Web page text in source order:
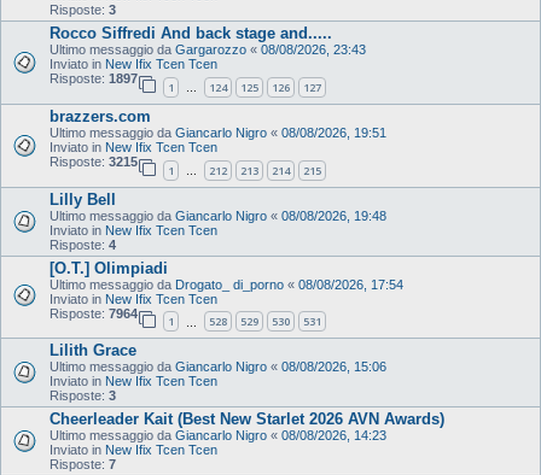
Risposte: 3
Rocco Siffredi And back stage and.....
Ultimo messaggio da Gargarozzo « 08/08/2026, 23:43
Inviato in New Ifix Tcen Tcen
Risposte: 1897
1 … 124 125 126 127
brazzers.com
Ultimo messaggio da Giancarlo Nigro « 08/08/2026, 19:51
Inviato in New Ifix Tcen Tcen
Risposte: 3215
1 … 212 213 214 215
Lilly Bell
Ultimo messaggio da Giancarlo Nigro « 08/08/2026, 19:48
Inviato in New Ifix Tcen Tcen
Risposte: 4
[O.T.] Olimpiadi
Ultimo messaggio da Drogato_ di_porno « 08/08/2026, 17:54
Inviato in New Ifix Tcen Tcen
Risposte: 7964
1 528 529 530 531
Lilith Grace
Ultimo messaggio da Giancarlo Nigro « 08/08/2026, 15:06
Inviato in New Ifix Tcen Tcen
Risposte: 3
Cheerleader Kait (Best New Starlet 2026 AVN Awards)
Ultimo messaggio da Giancarlo Nigro « 08/08/2026, 14:23
Inviato in New Ifix Tcen Tcen
Risposte: 7